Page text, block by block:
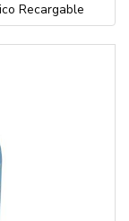
Recargable